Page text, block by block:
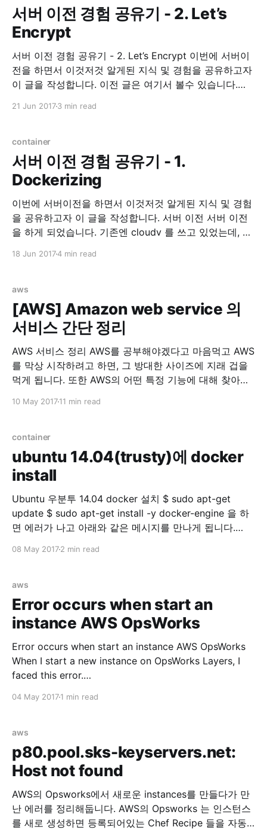
서버 이전 경험 공유기 - 2. Let’s
Encrypt
서버 이전 경험 공유기 - 2. Let’s Encrypt 이번에 서버이
전을 하면서 이것저것 알게된 지식 및 경험을 공유하고자
이 글을 작성합니다. 이전 글은 여기서 볼수 있습니다.
21 Jun 20173 min read
container
서버 이전 경험 공유기 - 1.
Dockerizing
이번에 서버이전을 하면서 이것저것 알게된 지식 및 경험
을 공유하고자 이 글을 작성합니다. 서버 이전 서버 이전
을 하게 되었습니다. 기존엔 cloudv 를 쓰고 있었는데, 같
18 Jun 20174 min read
aws
[AWS] Amazon web service 의
서비스 간단 정리
AWS 서비스 정리 AWS를 공부해야겠다고 마음먹고 AWS
를 막상 시작하려고 하면, 그 방대한 사이즈에 지래 겁을
먹게 됩니다. 또한 AWS의 어떤 특정 기능에 대해 찾아보
치를 해야하는 번거로움에 빠지게 됩니다. 이에 저의 고생
을 위해 AWS 서비스를 간단하게 정리했습니다.
EC2(Amazon
10 May 201711 min read
container
ubuntu 14.04(trusty)에 docker
install
Ubuntu 우분투 14.04 docker 설치 $ sudo apt-get
update $ sudo apt-get install -y docker-engine 을 하
면 에러가 나고 아래와 같은 메시지를 만나게 됩니다.
tree Reading state information... Done docker-engine
'apt-get -f install'
08 May 20172 min read
aws
Error occurs when start an
instance AWS OpsWorks
Error occurs when start an instance AWS OpsWorks
When I start a new instance on OpsWorks Layers, I
faced this error.
=====================================
/var/lib/aws/opsworks/cache.stage2/cookbooks/aws
/resources/cloudwatch.rb
=====================================
=====================================
====== NoMethodError ------------- undefined
method `property' for
#&lt;Class:0x007f511b6ee538&gt; Cookbook
04 May 20171 min read
aws
p80.pool.sks-keyservers.net:
Host not found
AWS의 Opsworks에서 새로운 instances를 만들다가 만
난 에러를 정리해둡니다. AWS의 Opsworks 는 인스턴스
를 새로 생성하면 등록되어있는 Chef Recipe 들을 자동